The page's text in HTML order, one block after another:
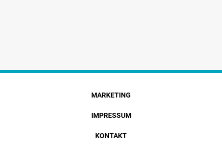
MARKETING
IMPRESSUM
KONTAKT